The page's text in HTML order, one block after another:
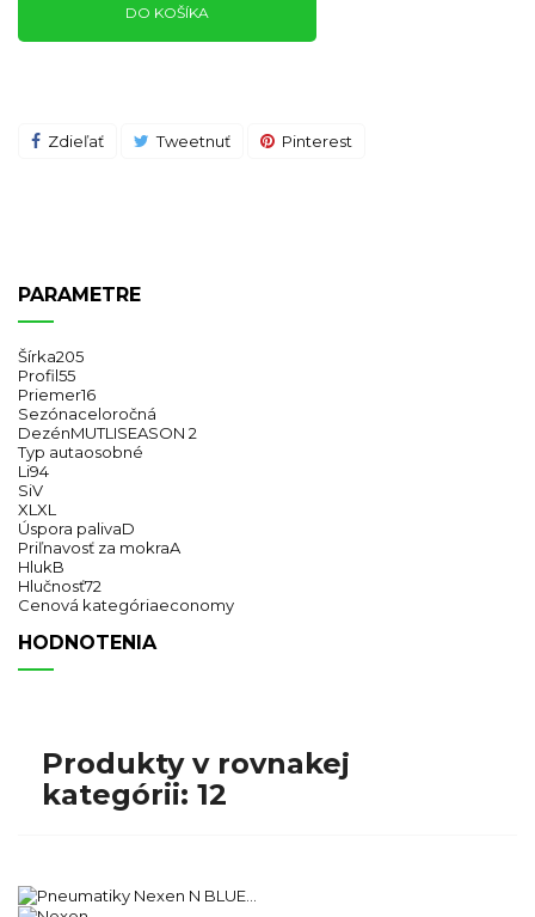
DO KOŠÍKA
Zdieľať Tweetnuť Pinterest
PARAMETRE
Šírka205
Profil55
Priemer16
Sezónaceloročná
DezénMUTLISEASON 2
Typ autaosobné
Li94
SiV
XLXL
Úspora palivaD
Priľnavosť za mokraA
HlukB
Hlučnosť72
Cenová kategóriaeconomy
HODNOTENIA
Produkty v rovnakej
kategórii: 12